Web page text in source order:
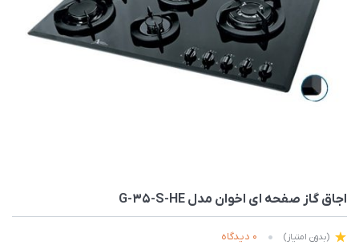
اجاق گاز صفحه ای اخوان مدل G-35-S-HE
(بدون امتیاز) 0 دیدگاه